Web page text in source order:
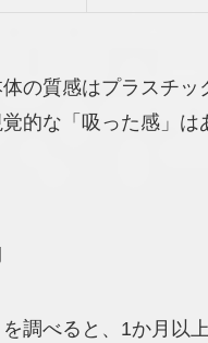
の質感はプラスチ
的な「吸った感」
調べると、1か月以